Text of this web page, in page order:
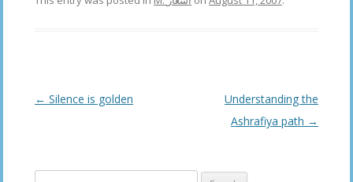
Post
← Silence is golden
Understanding the
Ashrafiya path →